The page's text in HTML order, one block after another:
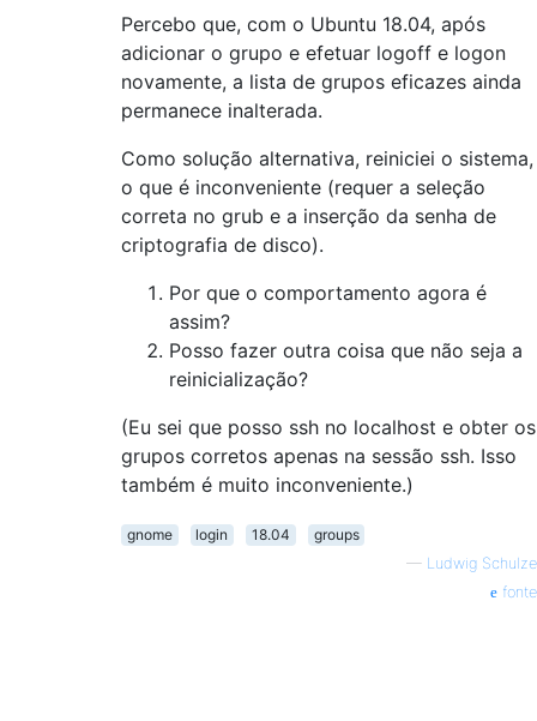
Percebo que, com o Ubuntu 18.04, após
adicionar o grupo e efetuar logoff e logon
novamente, a lista de grupos eficazes ainda
permanece inalterada.
Como solução alternativa, reiniciei o sistema,
o que é inconveniente (requer a seleção
correta no grub e a inserção da senha de
criptografia de disco).
Por que o comportamento agora é
assim?
Posso fazer outra coisa que não seja a
reinicialização?
(Eu sei que posso ssh no localhost e obter os
grupos corretos apenas na sessão ssh. Isso
também é muito inconveniente.)
gnome login 18.04
groups
— Ludwig Schulze
fonte